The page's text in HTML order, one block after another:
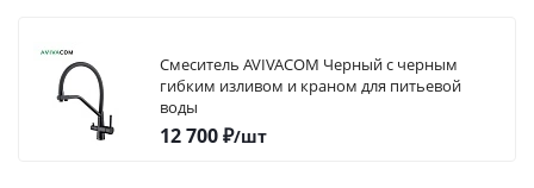
Смеситель AVIVACOM Черный с черным
гибким изливом и краном для питьевой
воды
12 700₽/шт